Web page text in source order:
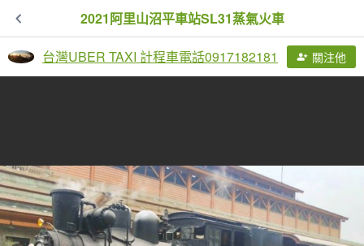
2021阿里山沼平車站SL31蒸氣火車
台灣UBER TAXI 計程車電話0917182181 關注他